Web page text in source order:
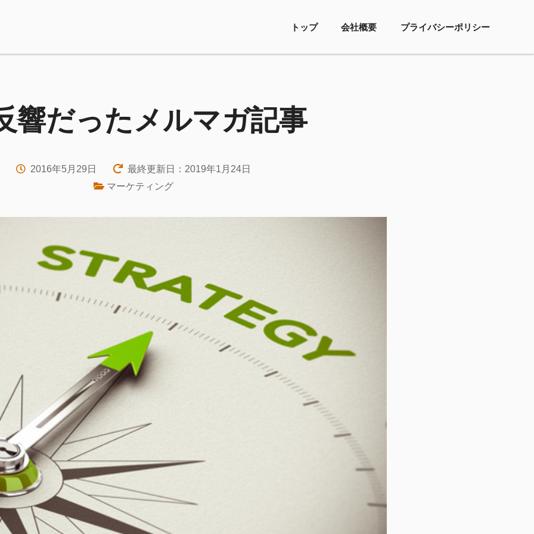
トップ 会社概要 プライバシーポリシー
響だったメルマガ記事
2016年5月29日
最終更新日：2019年1月24日
マーケティング